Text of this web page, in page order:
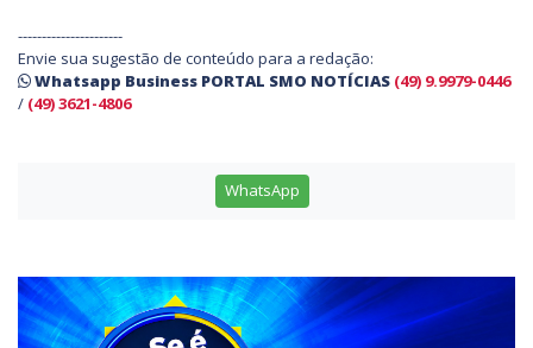
----------------------
Envie sua sugestão de conteúdo para a redação:
Whatsapp Business PORTAL SMO NOTÍCIAS (49) 9.9979-0446
/ (49) 3621-4806
WhatsApp